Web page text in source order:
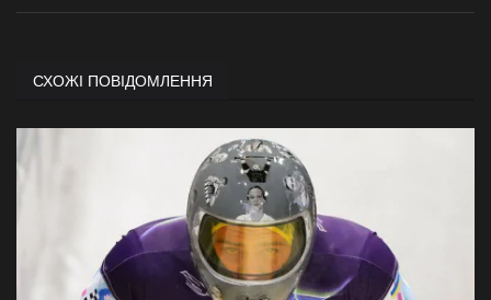
СХОЖІ ПОВІДОМЛЕННЯ